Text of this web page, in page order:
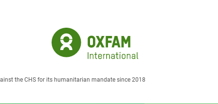
the CHS for its humanitarian mandate since 2018